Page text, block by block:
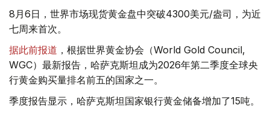
8月6日，世界市场现货黄金盘中突破4300美元/盎司，为近
七周来首次。
据此前报道 ，根据世界黄金协会（World Gold Council,
WGC）最新报告，哈萨克斯坦成为2026年第二季度全球央
行黄金购买量排名前五的国家之一。
季度报告显示，哈萨克斯坦国家银行黄金储备增加了15吨。